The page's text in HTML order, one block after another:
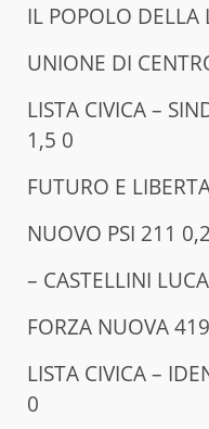
IL POPOLO DELLA
UNIONE DI
LISTA CIVICA –
1,5 0
FUTURO E
NUOVO PSI 211
– CASTELLINI LUCA
FORZA NUOVA
LISTA CIVICA –
0